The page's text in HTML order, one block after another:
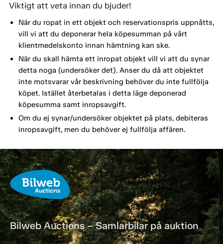
Viktigt att veta innan du bjuder!
När du ropat in ett objekt och reservationspris uppnåtts,
vill vi att du deponerar hela köpesumman på vårt
klientmedelskonto innan hämtning kan ske.
När du skall hämta ett inropat objekt vill vi att du synar
detta noga (undersöker det). Anser du då att objektet
inte motsvarar vår beskrivning behöver du inte fullfölja
köpet. Istället återbetalas i detta läge deponerad
köpesumma samt inropsavgift.
Om du ej synar/undersöker objektet på plats, debiteras
inropsavgift, men du behöver ej fullfölja affären.
Bilweb Auctions – Samlarbilar på auktion